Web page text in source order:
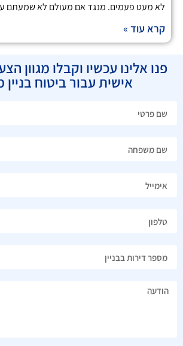
לא מעט פעמים. מנגד אם מעולם לא שמעתם
קרא עוד »
פנו אלינו עכשיו וקבלו מגוון
אישית עבור ביטוח